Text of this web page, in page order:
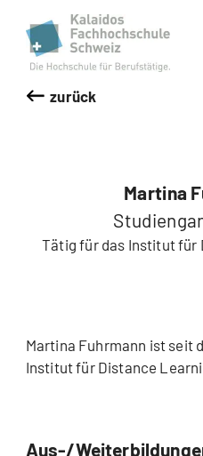
zurück
Martina
Tätig für das Institut für
Martina Fuhrmann ist seit
Institut für Distance
Aus-/